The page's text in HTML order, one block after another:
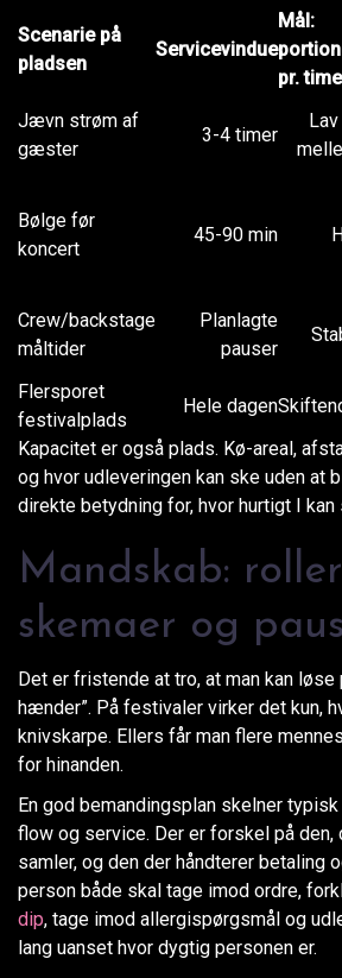
Scenarie på
pladsen
Servicevindue
Mål:
pr. time
Jævn strøm af
gæster
3-4 timer
Bølge før
koncert
45-90 min
Crew/backstage
måltider
Planlagte
pauser
Flersporet
festivalplads
Hele dagen
Kapacitet er også plads. Kø-areal,
og hvor udleveringen kan ske uden at
direkte betydning for, hvor hurtigt I kan
Mandskab:
skemaer og
Det er fristende at tro, at man kan løse
hænder”. På festivaler virker det kun,
knivskarpe. Ellers får man flere
for hinanden.
En god bemandingsplan skelner
flow og service. Der er forskel på den,
samler, og den der håndterer betaling
person både skal tage imod ordre,
dip, tage imod allergispørgsmål og
lang uanset hvor dygtig personen er.